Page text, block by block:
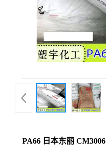
PA66 日本东丽 CM3006